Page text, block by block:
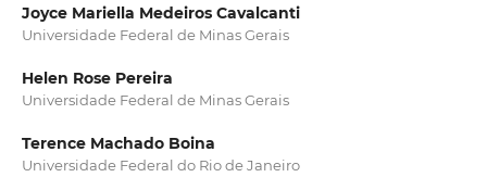
Joyce Mariella Medeiros Cavalcanti
Universidade Federal de Minas Gerais
Helen Rose Pereira
Universidade Federal de Minas Gerais
Terence Machado Boina
Universidade Federal do Rio de Janeiro